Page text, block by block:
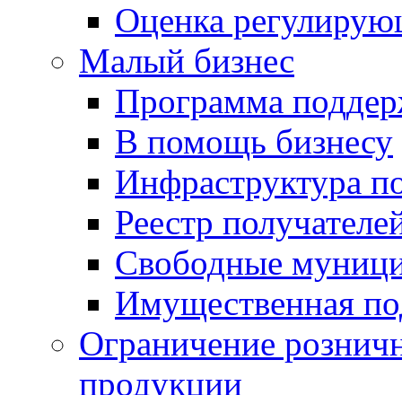
Оценка
Малый бизнес
Программа
В помощь бизнесу
Инфраструктура
Реестр
Свободные
Имущественная
Ограничение
продукции